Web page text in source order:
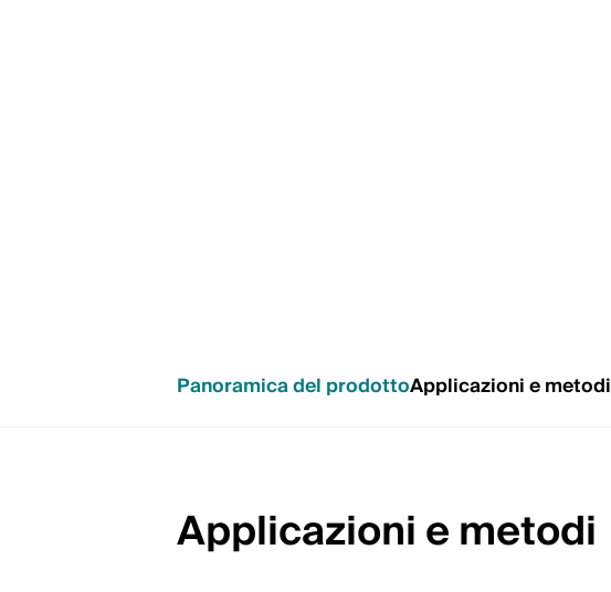
Panoramica del prodottoApplicazioni e metodi
Applicazioni e metodi